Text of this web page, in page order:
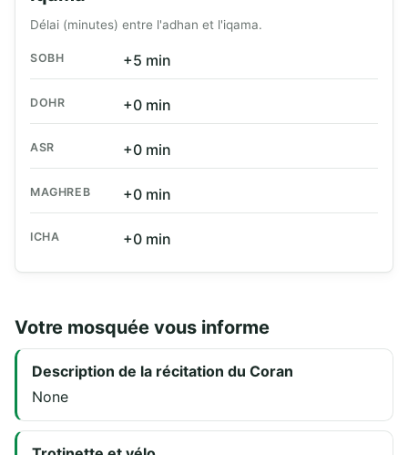
Délai (minutes) entre l'adhan et l'iqama.
SOBH +5 min
DOHR +0 min
ASR +0 min
MAGHREB +0 min
ICHA +0 min
Votre mosquée vous informe
Description de la récitation du Coran
None